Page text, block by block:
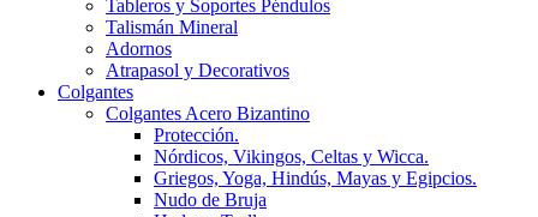
Tableros y Soportes Péndulos
Talismán Mineral
Adornos
Atrapasol y Decorativos
Colgantes
Colgantes Acero Bizantino
Protección.
Nórdicos, Vikingos, Celtas y Wicca.
Griegos, Yoga, Hindús, Mayas y Egipcios.
Nudo de Bruja